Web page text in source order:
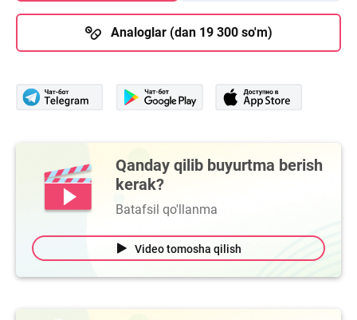
Analoglar (dan 19 300 so'm)
Qanday qilib buyurtma berish
kerak?
Batafsil qo'llanma
Video tomosha qilish